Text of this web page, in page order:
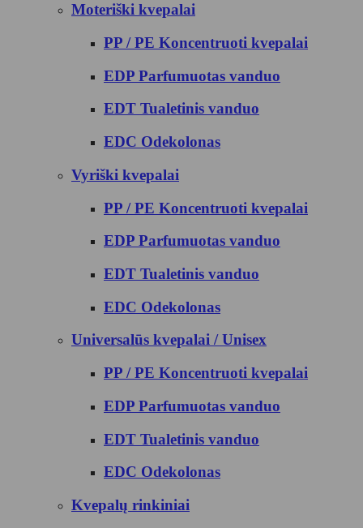
Moteriški kvepalai
PP / PE Koncentruoti kvepalai
EDP Parfumuotas vanduo
EDT Tualetinis vanduo
EDC Odekolonas
Vyriški kvepalai
PP / PE Koncentruoti kvepalai
EDP Parfumuotas vanduo
EDT Tualetinis vanduo
EDC Odekolonas
Universalūs kvepalai / Unisex
PP / PE Koncentruoti kvepalai
EDP Parfumuotas vanduo
EDT Tualetinis vanduo
EDC Odekolonas
Kvepalų rinkiniai